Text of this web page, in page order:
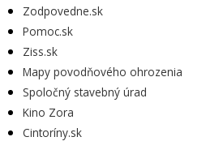
Zodpovedne.sk
Pomoc.sk
Ziss.sk
Mapy povodňového ohrozenia
Spoločný stavebný úrad
Kino Zora
Cintoríny.sk